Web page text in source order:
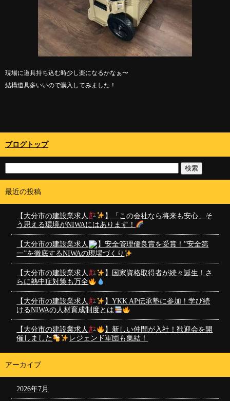
現場に道具持ち込む時少し楽になるかなぁ〜
結構道具多いいので購入してみました！
ブログトップ
最近の投稿
【大分市の建設業求人
】「この会社なら将来も安心」そ
う思える環境がNIWAにはあります！
【大分市の建設業求人
】安全管理優良賞を受賞！”安全第
一”を徹底するNIWAの現場づくり
【大分市の建設業求人
】国家資格取得者が続々誕生！さ
らに熱中症対策も万全
【大分市の建設業求人
】YKK AP伝承塾に参加！学び続
けるNIWAの人材育成制度とは
【大分市の建設業求人
】新しい仲間が入社！歓迎会を開
催しました
レジェンド軍団も集結！
アーカイブ
2026年7月